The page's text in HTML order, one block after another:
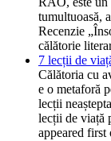
tumultuoasă,
Recenzie
călătorie
7 lecții de
Călătoria cu
e o metaforă
lecții
lecții de viață
appeared first